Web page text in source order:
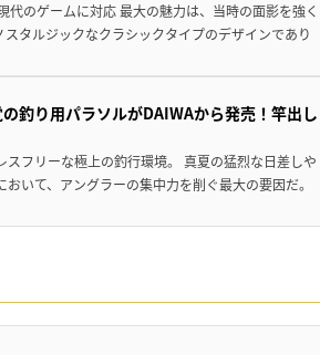
のゲームに対応 最大の魅力は、当時の面影を強く
タルジックなクラシックタイプのデザインであり
釣り用パラソルがDAIWAから発売！竿出し
フリーな極上の釣行環境。 真夏の猛烈な日差しや
いて、アングラーの集中力を削ぐ最大の要因だ。